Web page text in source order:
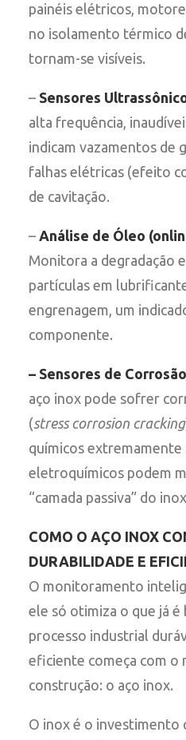
painéis elétricos,
no isolamento térmico
tornam-se visíveis.
– Sensores
alta frequência,
indicam vazamentos de
falhas elétricas (efeito
de cavitação.
– Análise de Óleo
Monitora a degradação
partículas em
engrenagem, um
componente.
– Sensores de
aço inox pode sofrer
(stress corrosion cracking
químicos extremamente
eletroquímicos podem
“camada passiva” do
COMO O AÇO INOX
DURABILIDADE E
O monitoramento
ele só otimiza o que já é
processo industrial
eficiente começa com o
construção: o aço inox.
O inox é o investimento